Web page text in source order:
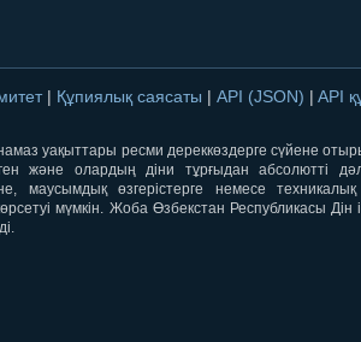
| Құпиялық саясаты | API (JSON) | API
уақыттары ресми дереккөздерге сүйене
және олардың діни тұрғыдан абсолютті
маусымдық өзгерістерге немесе
мүмкін. Жоба Өзбекстан Республикасы Дін